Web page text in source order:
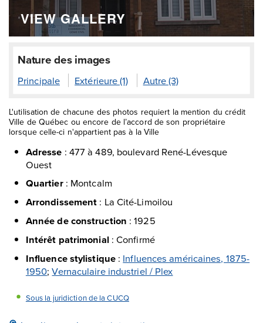
VIEW GALLERY
Nature des images
Principale Extérieure (1) Autre (3)
L'utilisation de chacune des photos requiert la mention du crédit
Ville de Québec ou encore de l’accord de son propriétaire
lorsque celle-ci n'appartient pas à la Ville
Adresse : 477 à 489, boulevard René-Lévesque
Ouest
Quartier: Montcalm
Arrondissement : La Cité-Limoilou
Année de construction :1925
Intérêt patrimonial:Confirmé
Influence stylistique: Influences américaines, 1875-
1950;Vernaculaire industriel / Plex
Sous la juridiction de la CUCQ